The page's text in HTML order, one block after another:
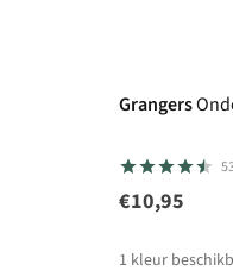
Grangers
€10,95
1 kleur